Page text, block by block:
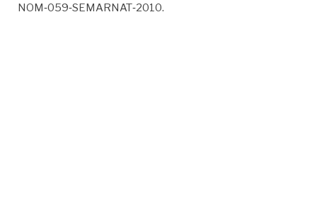
NOM‑059‑SEMARNAT‑2010.